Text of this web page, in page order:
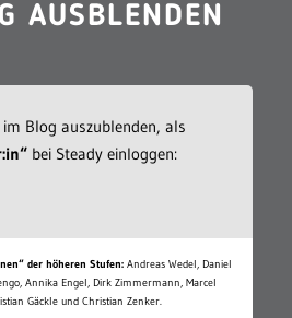
AUSBLENDEN
Blog auszublenden, als
bei Steady einloggen:
der höheren Stufen: Andreas Wedel, Daniel
Annika Engel, Dirk Zimmermann, Marcel
Gäckle und Christian Zenker.